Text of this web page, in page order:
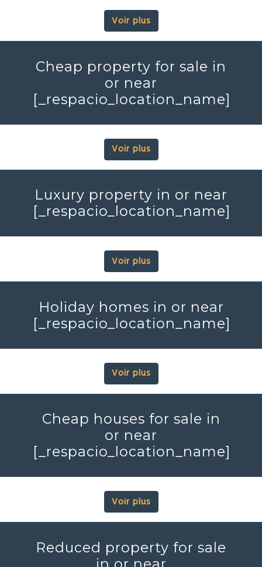
Voir plus
Cheap property for sale in
or near
[_respacio_location_name]
Voir plus
Luxury property in or near
[_respacio_location_name]
Voir plus
Holiday homes in or near
[_respacio_location_name]
Voir plus
Cheap houses for sale in
or near
[_respacio_location_name]
Voir plus
Reduced property for sale
in or near